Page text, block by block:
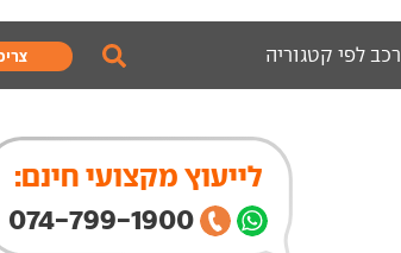
רכב לפי קטגוריה
לייעוץ מקצועי חינם:
074-799-1900